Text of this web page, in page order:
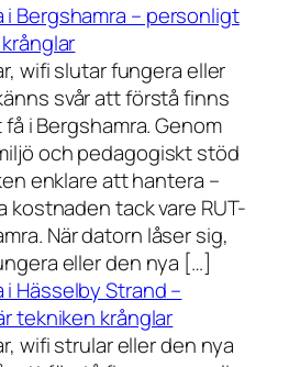
i Bergshamra – personligt
wifi slutar fungera eller
svår att förstå finns
i Bergshamra. Genom
och pedagogiskt stöd
enklare att hantera –
kostnaden tack vare RUT-
När datorn låser sig,
eller den nya […]
Hässelby Strand –
tekniken krånglar
wifi strular eller den nya